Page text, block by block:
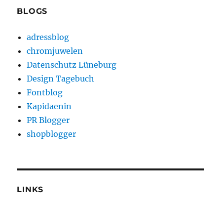
BLOGS
adressblog
chromjuwelen
Datenschutz Lüneburg
Design Tagebuch
Fontblog
Kapidaenin
PR Blogger
shopblogger
LINKS